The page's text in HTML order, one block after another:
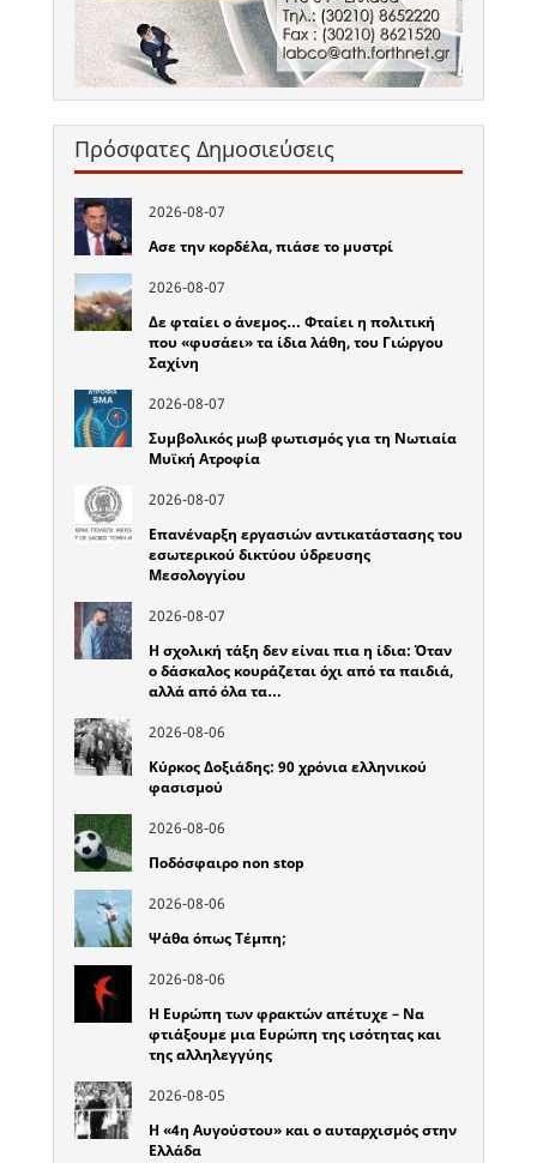
Πρόσφατες Δημοσιεύσεις
2026-08-07
Ασε την κορδέλα, πιάσε το μυστρί
2026-08-07
Δε φταίει ο άνεμος… Φταίει η πολιτική
που «φυσάει» τα ίδια λάθη, του Γιώργου
Σαχίνη
2026-08-07
Συμβολικός μωβ φωτισμός για τη Νωτιαία
Μυϊκή Ατροφία
2026-08-07
Επανέναρξη εργασιών αντικατάστασης του
εσωτερικού δικτύου ύδρευσης
Μεσολογγίου
2026-08-07
Η σχολική τάξη δεν είναι πια η ίδια: Όταν
ο δάσκαλος κουράζεται όχι από τα παιδιά,
αλλά από όλα τα…
2026-08-06
Κύρκος Δοξιάδης: 90 χρόνια ελληνικού
φασισμού
2026-08-06
Ποδόσφαιρο non stop
2026-08-06
Ψάθα όπως Τέμπη;
2026-08-06
Η Ευρώπη των φρακτών απέτυχε – Να
φτιάξουμε μια Ευρώπη της ισότητας και
της αλληλεγγύης
2026-08-05
Η «4η Αυγούστου» και ο αυταρχισμός στην
Ελλάδα